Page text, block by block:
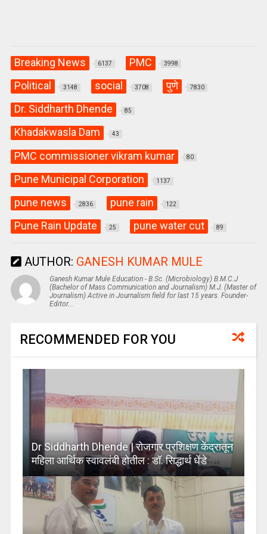
Breaking News 6137 PMC 3998
Political 3148 social 3708 पुणे 7830
Dr. Siddharth Dhende 85
Khadakwasla Dam 43
PMC commissioner vikram kumar 80
Pune Municipal Corporation 1137
pune news 2836 pune rain 122
Pune Rain Update 25 pune water cut 89
AUTHOR: GANESH KUMAR MULE
Ganesh Kumar Mule Education - B.Sc. (Microbiology) B.M.C.J
(Bachelor of Mass Communication and Journalism) M.J. (Master of
Journalism) Active in Journalism field for last 15 years. Founder-
Editor...
RECOMMENDED FOR YOU
Dr Siddharth Dhende | रोजगार प्रशिक्षण केंद्रातून
महिला आर्थिक स्वावलंबी होतील : डॉ. सिद्धार्थ धेंडे